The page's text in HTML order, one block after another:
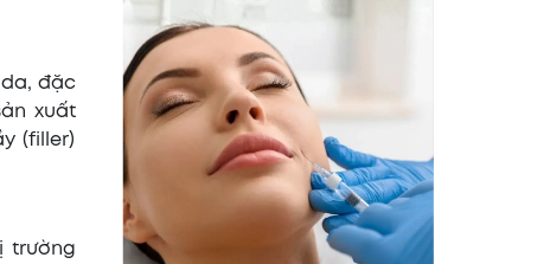
đặc
xuất
(filler)
trường